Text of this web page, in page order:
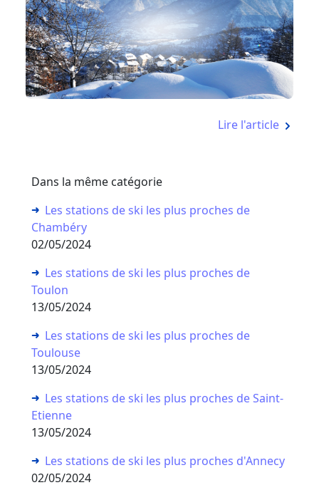
Lire l'article
Dans la même catégorie
Les stations de ski les plus proches de
Chambéry
02/05/2024
Les stations de ski les plus proches de
Toulon
13/05/2024
Les stations de ski les plus proches de
Toulouse
13/05/2024
Les stations de ski les plus proches de Saint-
Etienne
13/05/2024
Les stations de ski les plus proches d'Annecy
02/05/2024